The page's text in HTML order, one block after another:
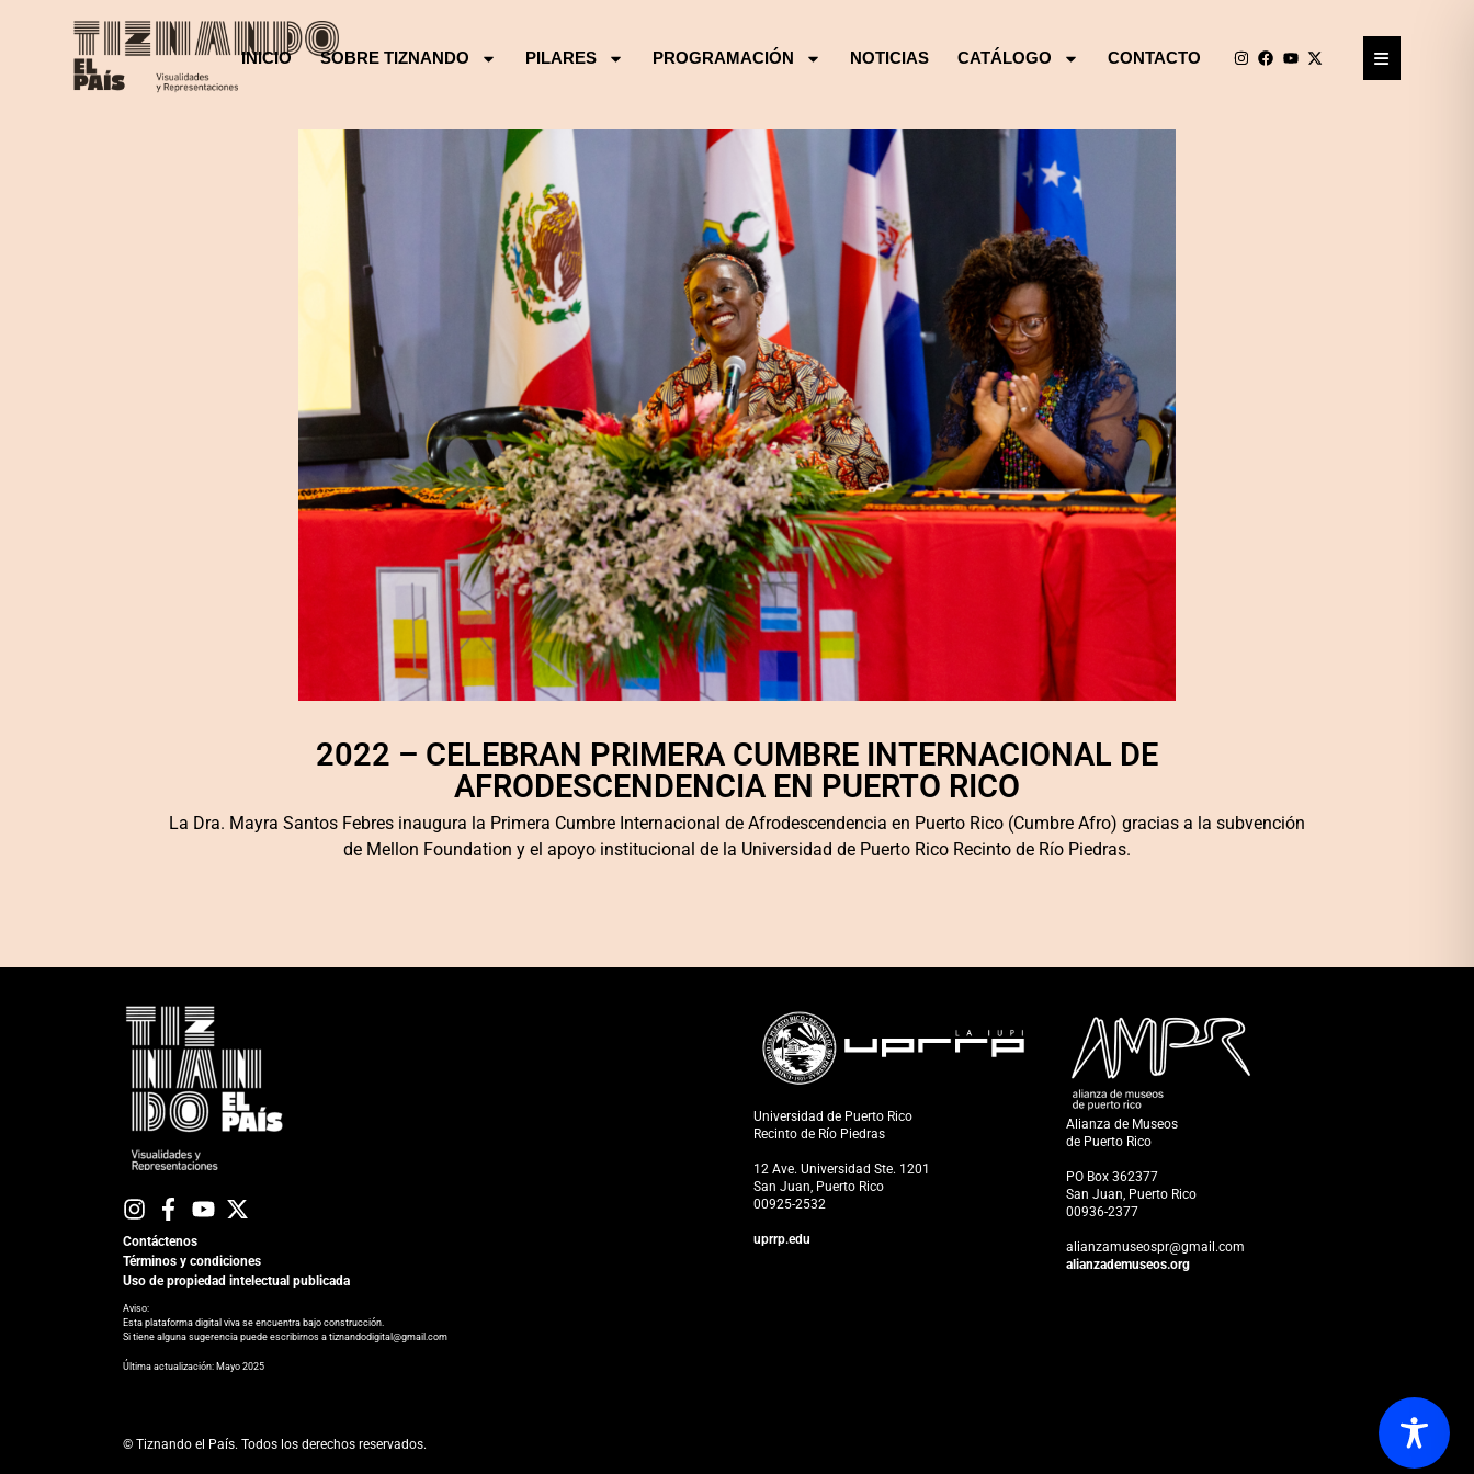
INICIO SOBRE TIZNANDO PILARES PROGRAMACIÓN NOTICIAS CATÁLOGO CONTACTO
2022 – CELEBRAN PRIMERA CUMBRE INTERNACIONAL DE
AFRODESCENDENCIA EN PUERTO RICO
La Dra. Mayra Santos Febres inaugura la Primera Cumbre Internacional de Afrodescendencia en Puerto Rico (Cumbre Afro) gracias a la subvención
de Mellon Foundation y el apoyo institucional de la Universidad de Puerto Rico Recinto de Río Piedras.
Contáctenos
Términos y condiciones
Uso de propiedad intelectual publicada
Aviso:
Esta plataforma digital viva se encuentra bajo construcción.
Si tiene alguna sugerencia puede escribirnos a tiznandodigital@gmail.com
​Última actualización: Mayo 2025
© Tiznando el País. Todos los derechos reservados.
Universidad de Puerto Rico
Recinto de Río Piedras
12 Ave. Universidad Ste. 1201
San Juan, Puerto Rico
00925-2532
uprrp.edu
Alianza de Museos
de Puerto Rico
PO Box 362377
San Juan, Puerto Rico
00936-2377
alianzamuseospr@gmail.com
alianzademuseos.org